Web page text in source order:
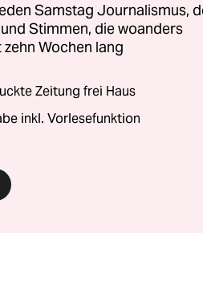
Samstag Journalismus,
Stimmen, die woanders
Wochen lang
Zeitung frei Haus
inkl. Vorlesefunktion